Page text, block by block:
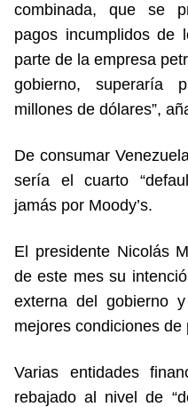
combinada, que se
pagos incumplidos de
parte de la empresa
gobierno, superaría
millones de dólares”,
De consumar
sería el cuarto
jamás por Moody’s.
El presidente Nicolás
de este mes su
externa del gobierno
mejores condiciones de
Varias entidades
rebajado al nivel de